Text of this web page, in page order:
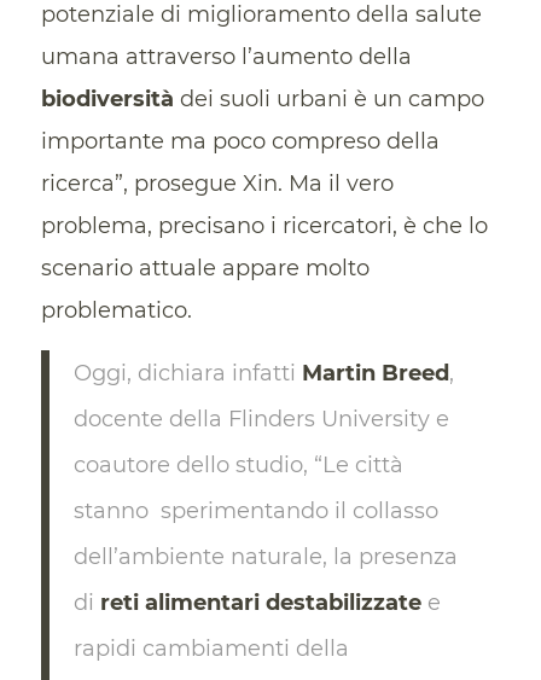
potenziale di miglioramento della salute
umana attraverso l’aumento della
biodiversità dei suoli urbani è un campo
importante ma poco compreso della
ricerca”, prosegue Xin. Ma il vero
problema, precisano i ricercatori, è che lo
scenario attuale appare molto
problematico.
Oggi, dichiara infatti Martin Breed,
docente della Flinders University e
coautore dello studio, “Le città
stanno sperimentando il collasso
dell’ambiente naturale, la presenza
di reti alimentari destabilizzatee
rapidi cambiamenti della